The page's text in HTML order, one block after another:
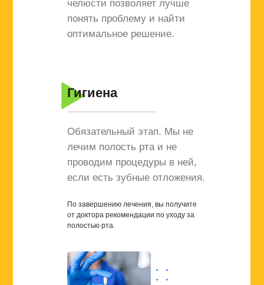
челюсти позволяет лучше
понять проблему и найти
оптимальное решение.
Обязательный этап. Мы не
лечим полость рта и не
проводим процедуры в ней,
если есть зубные отложения.
Гигиена
По завершению лечения, вы получите
от доктора рекомендации по уходу за
полостью рта.